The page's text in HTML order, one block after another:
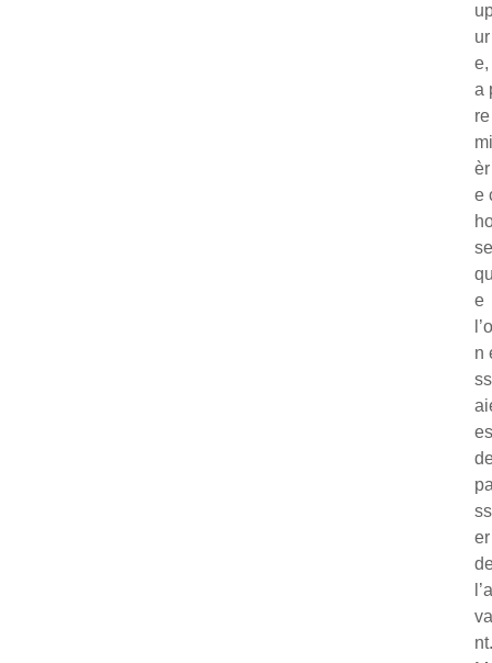
ur
e,
a
re
mi
èr
e
se
e
l’o
n
ss
ss
er
l’a
va
nt.